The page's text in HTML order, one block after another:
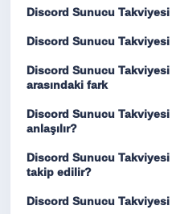
Discord Sunucu Takviyesi
Discord Sunucu
Discord Sunucu
arasındaki fark
Discord Sunucu
anlaşılır?
Discord Sunucu Takviyesi
takip edilir?
Discord Sunucu